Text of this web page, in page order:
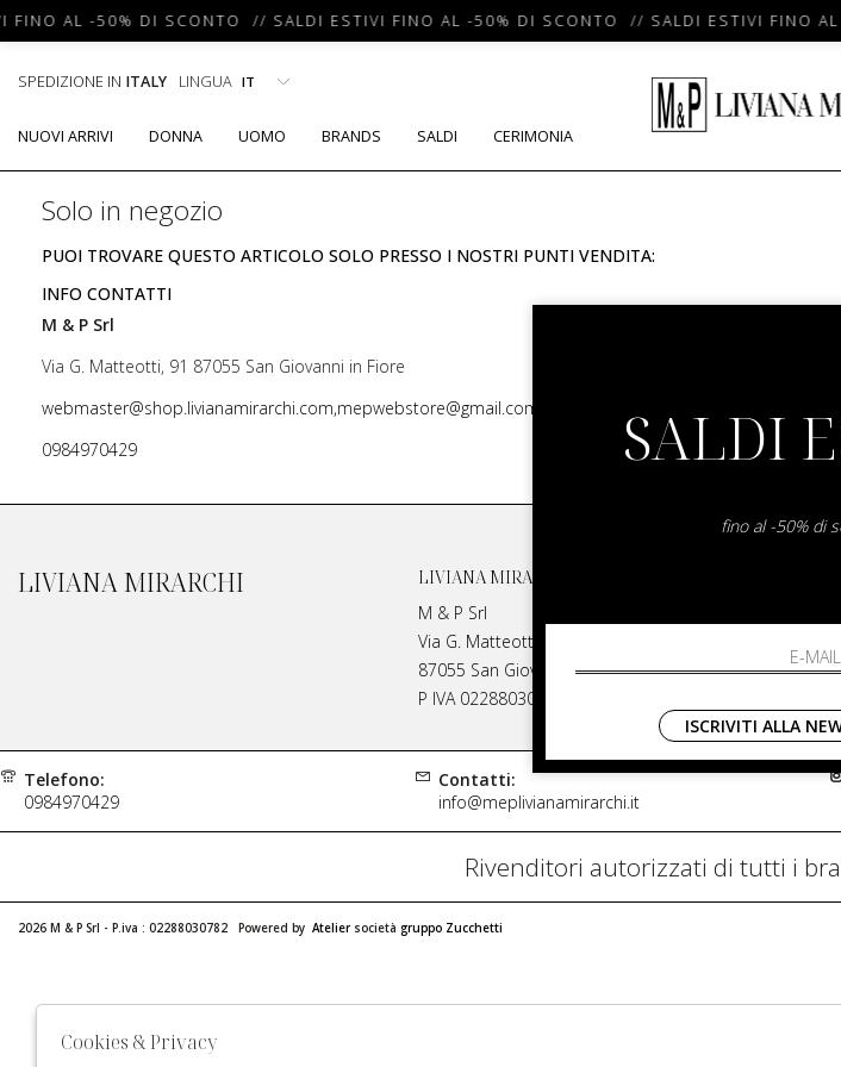
FINO AL -50% DI SCONTO // SALDI ESTIVI FINO AL -50% DI SCONTO // SALDI ESTIVI FINO
SPEDIZIONE IN ITALY LINGUA
NUOVI ARRIVI DONNA UOMO BRANDS SALDI CERIMONIA
Solo in negozio
PUOI TROVARE QUESTO ARTICOLO SOLO PRESSO I NOSTRI PUNTI VENDITA:
INFO CONTATTI
M & P Srl
Via G. Matteotti, 91 87055 San Giovanni in Fiore
webmaster@shop.livianamirarchi.com,mepwebstore@gmail.com
0984970429
LIVIANA MIRARCHI
LIVIANA MIRARCHI
M & P Srl
Via G. Matteotti, 91
87055 San Giovanni in Fiore Italia
P IVA 02288030782
Telefono:
0984970429
Contatti:
info@meplivianamirarchi.it
Rivenditori autorizzati di tutti i
2026 M & P Srl - P.iva : 02288030782 Powered by Atelier società gruppo Zucchetti
SALDI
fino al -50% di
ISCRIVITI ALLA
Cookies & Privacy